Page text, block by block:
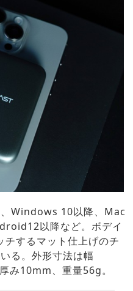
Windows 10以降、Mac
以降など。ボデイ
するマット仕上げのチ
る。外形寸法は幅
み10mm、重量56g。